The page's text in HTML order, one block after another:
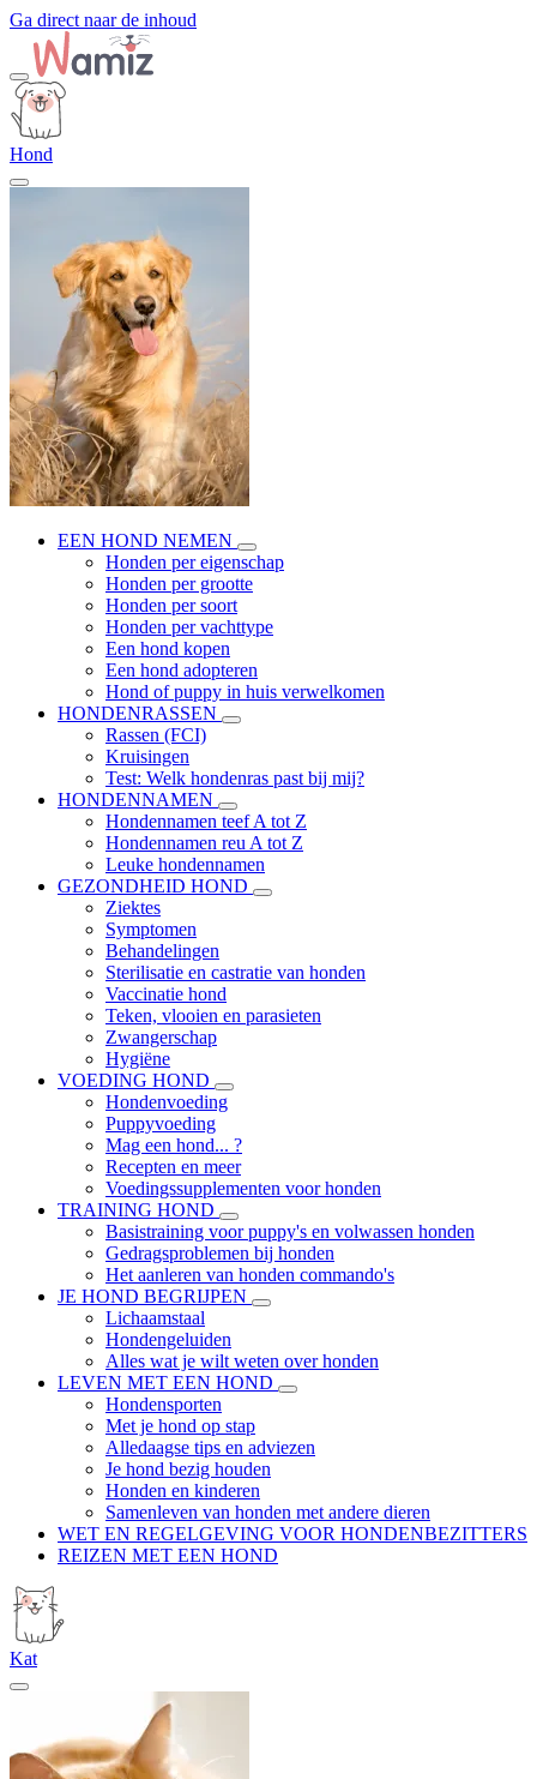
Ga direct naar de inhoud
Hond
EEN HOND NEMEN
Honden per eigenschap
Honden per grootte
Honden per soort
Honden per vachttype
Een hond kopen
Een hond adopteren
Hond of puppy in huis verwelkomen
HONDENRASSEN
Rassen (FCI)
Kruisingen
Test: Welk hondenras past bij mij?
HONDENNAMEN
Hondennamen teef A tot Z
Hondennamen reu A tot Z
Leuke hondennamen
GEZONDHEID HOND
Ziektes
Symptomen
Behandelingen
Sterilisatie en castratie van honden
Vaccinatie hond
Teken, vlooien en parasieten
Zwangerschap
Hygiëne
VOEDING HOND
Hondenvoeding
Puppyvoeding
Mag een hond... ?
Recepten en meer
Voedingssupplementen voor honden
TRAINING HOND
Basistraining voor puppy's en volwassen honden
Gedragsproblemen bij honden
Het aanleren van honden commando's
JE HOND BEGRIJPEN
Lichaamstaal
Hondengeluiden
Alles wat je wilt weten over honden
LEVEN MET EEN HOND
Hondensporten
Met je hond op stap
Alledaagse tips en adviezen
Je hond bezig houden
Honden en kinderen
Samenleven van honden met andere dieren
WET EN REGELGEVING VOOR HONDENBEZITTERS
REIZEN MET EEN HOND
Kat